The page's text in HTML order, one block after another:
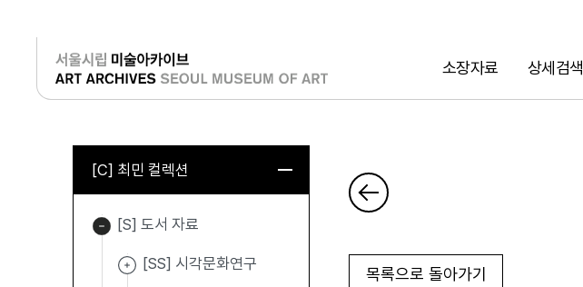
소장자료 상세검색
로그인
[C] 최민 컬렉션
[S] 도서 자료
[SS] 시각문화연구
목록으로 돌아가기